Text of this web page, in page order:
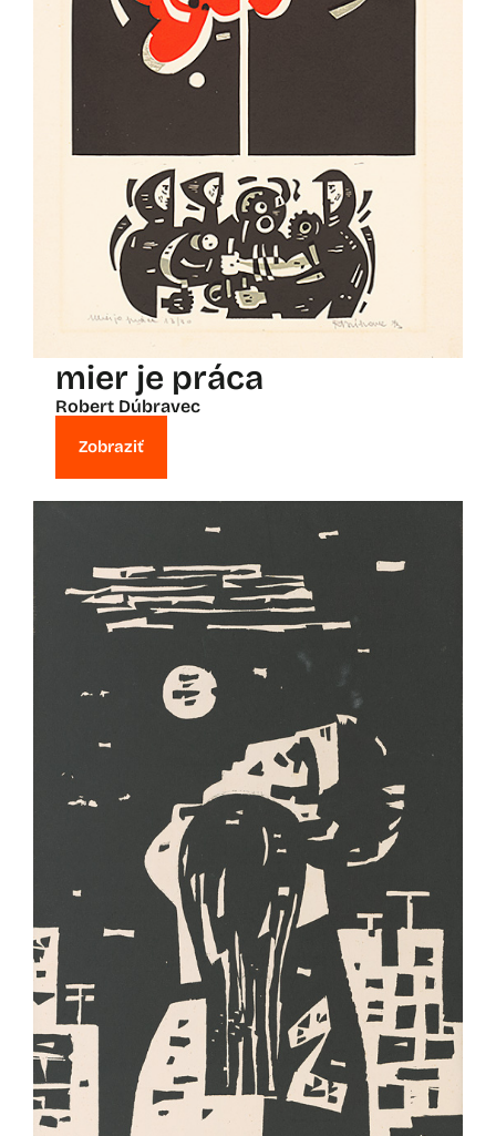
mier je práca
Robert Dúbravec
Zobraziť